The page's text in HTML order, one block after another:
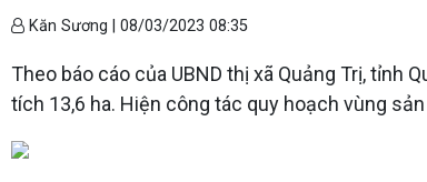
Kăn Sương | 08/03/2023 08:35
Theo báo cáo của UBND thị xã Quảng Trị, tỉnh
tích 13,6 ha. Hiện công tác quy hoạch vùng